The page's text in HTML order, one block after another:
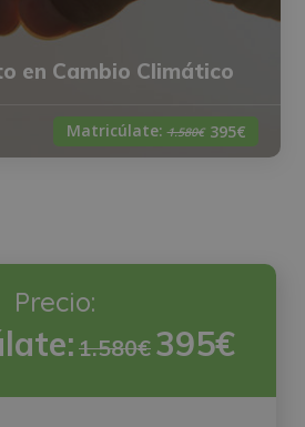
en Cambio Climático
Matricúlate:1.580€ 395€
Precio:
1.580€ 395€